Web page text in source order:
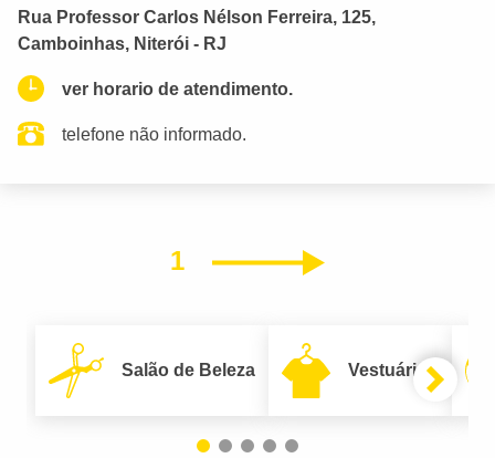
Rua Professor Carlos Nélson Ferreira, 125,
Camboinhas, Niterói - RJ
ver horario de atendimento.
telefone não informado.
1 Próximo
Salão de Beleza Vestuário